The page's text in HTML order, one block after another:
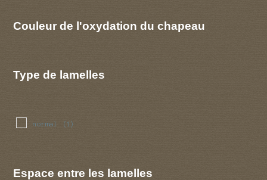
Couleur de l'oxydation du chapeau
Type de lamelles
normal (1)
Espace entre les lamelles